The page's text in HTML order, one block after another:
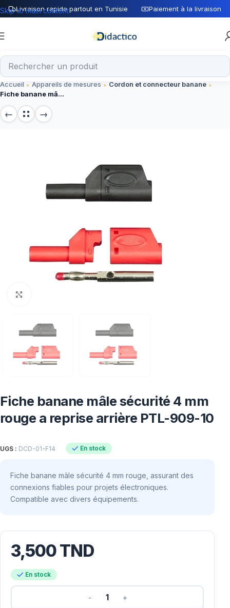
Livraison rapide partout en Tunisie Paiement à la livraison
Skip to main content
Accueil Appareils de mesures
Cordon et connecteur banane
Fiche banane mâle sécurité 4 mm rouge a reprise arrière PTL-909-10
Fiche banane mâle sécurité 4 mm
rouge a reprise arrière PTL-909-10
UGS : DCD-01-F14 En stock
Fiche banane mâle sécurité 4 mm rouge, assurant des
connexions fiables pour projets électroniques.
Compatible avec divers équipements.
3,500TND
En stock